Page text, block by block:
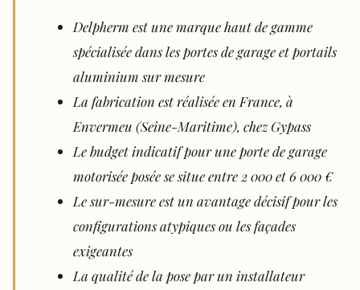
Delpherm est une marque haut de gamme
spécialisée dans les portes de garage et portails
aluminium sur mesure
La fabrication est réalisée en France, à
Envermeu (Seine-Maritime), chez Gypass
Le budget indicatif pour une porte de garage
motorisée posée se situe entre 2 000 et 6 000 €
Le sur-mesure est un avantage décisif pour les
configurations atypiques ou les façades
exigeantes
La qualité de la pose par un installateur